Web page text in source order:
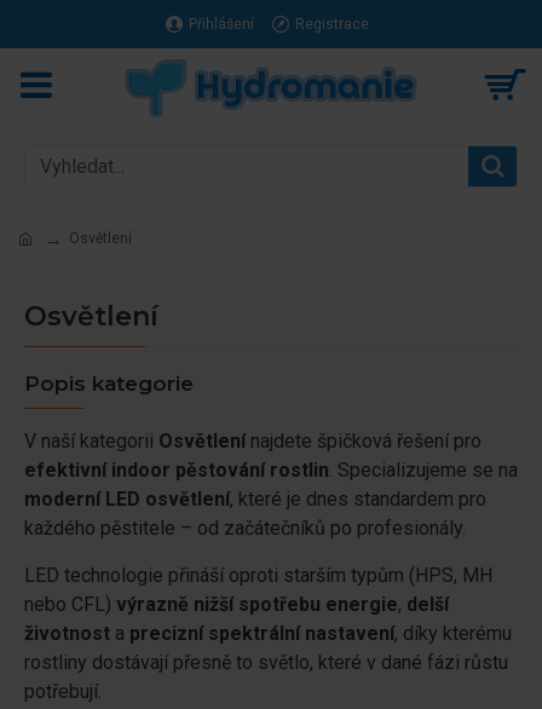
Přihlášení Registrace
Osvětlení
Osvětlení
Popis kategorie
V naší kategorii Osvětlenínajdete špičková řešení pro
efektivní indoor pěstování rostlin. Specializujeme se na
moderní LED osvětlení, které je dnes standardem pro
každého pěstitele – od začátečníků po profesionály.
LED technologie přináší oproti starším typům (HPS, MH
nebo CFL) výrazně nižší spotřebu energie, delší
životnost a precizní spektrální nastavení, díky kterému
rostliny dostávají přesně to světlo, které v dané fázi růstu
potřebují.